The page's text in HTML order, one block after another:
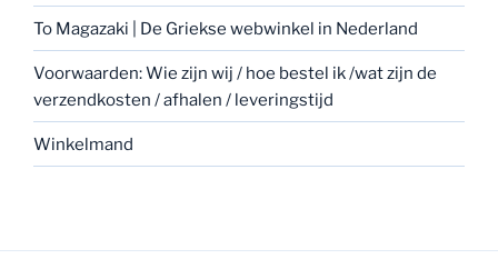
To Magazaki | De Griekse webwinkel in Nederland
Voorwaarden: Wie zijn wij / hoe bestel ik /wat zijn de
verzendkosten / afhalen / leveringstijd
Winkelmand